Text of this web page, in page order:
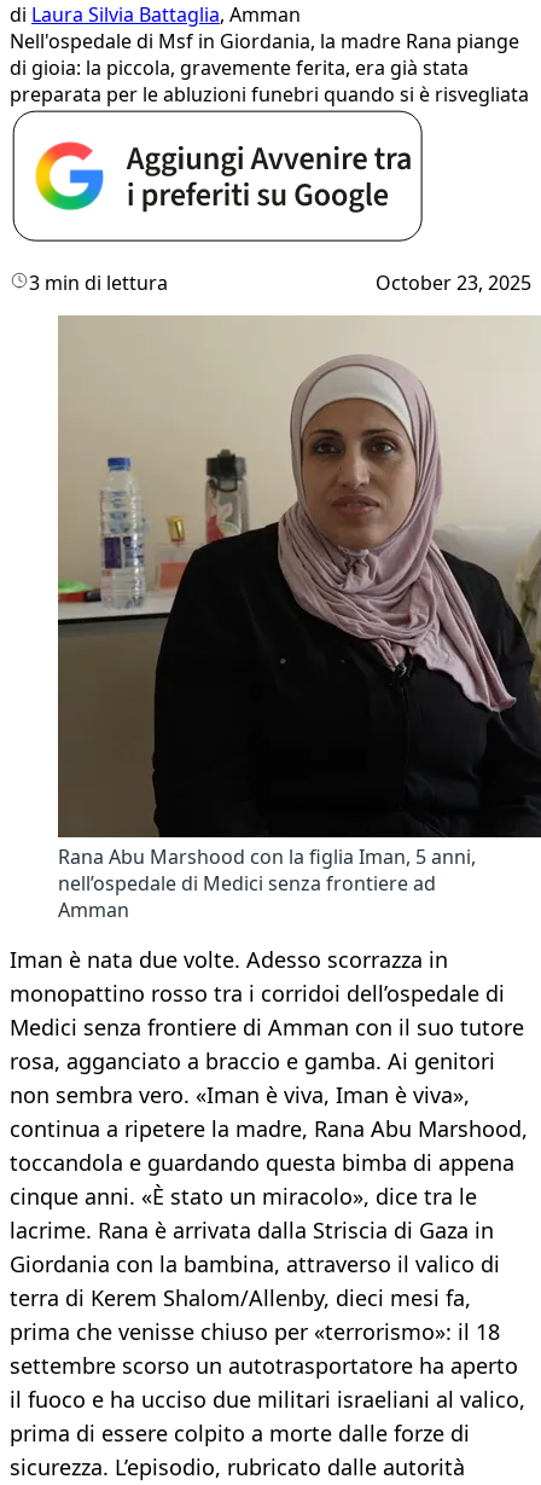
di Laura Silvia Battaglia, Amman
Nell'ospedale di Msf in Giordania, la madre Rana piange
di gioia: la piccola, gravemente ferita, era già stata
preparata per le abluzioni funebri quando si è risvegliata
3 min di lettura October 23, 2025
Rana Abu Marshood con la figlia Iman, 5 anni,
nell’ospedale di Medici senza frontiere ad
Amman
Iman è nata due volte. Adesso scorrazza in
monopattino rosso tra i corridoi dell’ospedale di
Medici senza frontiere di Amman con il suo tutore
rosa, agganciato a braccio e gamba. Ai genitori
non sembra vero. «Iman è viva, Iman è viva»,
continua a ripetere la madre, Rana Abu Marshood,
toccandola e guardando questa bimba di appena
cinque anni. «È stato un miracolo», dice tra le
lacrime. Rana è arrivata dalla Striscia di Gaza in
Giordania con la bambina, attraverso il valico di
terra di Kerem Shalom/Allenby, dieci mesi fa,
prima che venisse chiuso per «terrorismo»: il 18
settembre scorso un autotrasportatore ha aperto
il fuoco e ha ucciso due militari israeliani al valico,
prima di essere colpito a morte dalle forze di
sicurezza. L’episodio, rubricato dalle autorità